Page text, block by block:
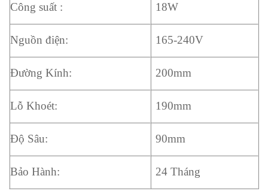
Công suất : 18W
Nguồn điện: 165-240V
Đường Kính: 200mm
Lỗ Khoét: 190mm
Độ Sâu: 90mm
Bảo Hành: 24 Tháng